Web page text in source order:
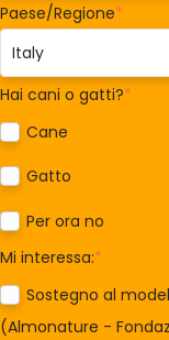
Paese/Regione*
Hai cani o gatti?*
Cane
Gatto
Per ora no
Mi interessa:*
Sostegno al
(Almonature -